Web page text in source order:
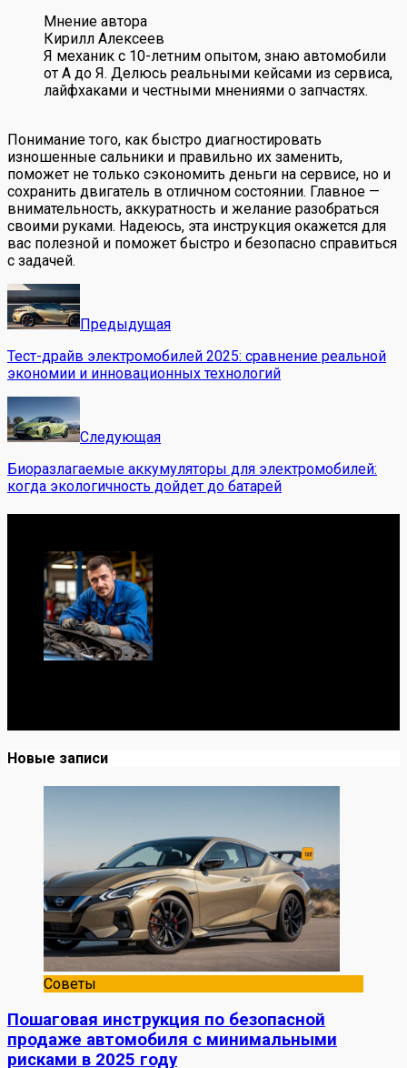
Мнение автора
Кирилл Алексеев
Я механик с 10-летним опытом, знаю автомобили
от А до Я. Делюсь реальными кейсами из сервиса,
лайфхаками и честными мнениями о запчастях.
Понимание того, как быстро диагностировать
изношенные сальники и правильно их заменить,
поможет не только сэкономить деньги на сервисе, но и
сохранить двигатель в отличном состоянии. Главное —
внимательность, аккуратность и желание разобраться
своими руками. Надеюсь, эта инструкция окажется для
вас полезной и поможет быстро и безопасно справиться
с задачей.
Предыдущая
Тест-драйв электромобилей 2025: сравнение реальной
экономии и инновационных технологий
Следующая
Биоразлагаемые аккумуляторы для электромобилей:
когда экологичность дойдет до батарей
Новые записи
Советы
Пошаговая инструкция по безопасной
продаже автомобиля с минимальными
рисками в 2025 году